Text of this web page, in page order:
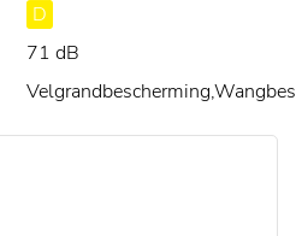
D
71 dB